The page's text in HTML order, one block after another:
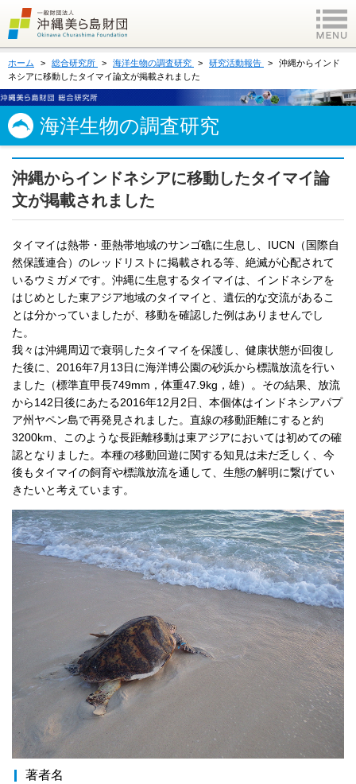
ホーム 総合研究所 海洋生物の調査研究 研究活動報告
沖縄からインド
ネシアに移動したタイマイ論文が掲載されました
海洋生物の調査研究
沖縄からインドネシアに移動したタイマイ論
文が掲載されました
タイマイは熱帯・亜熱帯地域のサンゴ礁に生息し、IUCN（国際自
然保護連合）のレッドリストに掲載される等、絶滅が心配されて
いるウミガメです。沖縄に生息するタイマイは、インドネシアを
はじめとした東アジア地域のタイマイと、遺伝的な交流があるこ
とは分かっていましたが、移動を確認した例はありませんでし
た。
我々は沖縄周辺で衰弱したタイマイを保護し、健康状態が回復し
た後に、2016年7月13日に海洋博公園の砂浜から標識放流を行い
ました（標準直甲長749mm，体重47.9kg，雄）。その結果、放流
から142日後にあたる2016年12月2日、本個体はインドネシアパプ
ア州ヤペン島で再発見されました。直線の移動距離にすると約
3200km、このような長距離移動は東アジアにおいては初めての確
認となりました。本種の移動回遊に関する知見は未だ乏しく、今
後もタイマイの飼育や標識放流を通して、生態の解明に繋げてい
きたいと考えています。
著者名